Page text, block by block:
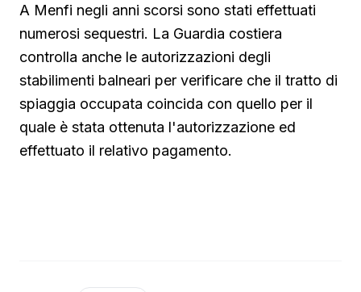
A Menfi negli anni scorsi sono stati effettuati
numerosi sequestri. La Guardia costiera
controlla anche le autorizzazioni degli
stabilimenti balneari per verificare che il tratto di
spiaggia occupata coincida con quello per il
quale è stata ottenuta l'autorizzazione ed
effettuato il relativo pagamento.